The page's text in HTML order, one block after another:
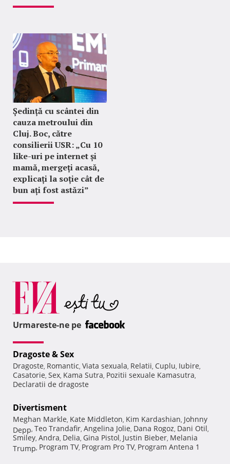
Ședință cu scântei din
cauza metroului din
Cluj. Boc, către
consilierii USR: „Cu 10
like-uri pe internet și
mamă, mergeți acasă,
explicați la soție cât de
bun ați fost astăzi”
Urmareste-ne pe
Dragoste & Sex
Dragoste, Romantic, Viata sexuala, Relatii, Cuplu, Iubire,
Casatorie, Sex, Kama Sutra, Pozitii sexuale Kamasutra,
Declaratii de dragoste
Divertisment
Meghan Markle, Kate Middleton, Kim Kardashian, Johnny
Depp, Teo Trandafir, Angelina Jolie, Dana Rogoz, Dani Otil,
Smiley, Andra, Delia, Gina Pistol, Justin Bieber, Melania
Trump, Program TV, Program Pro TV, Program Antena 1